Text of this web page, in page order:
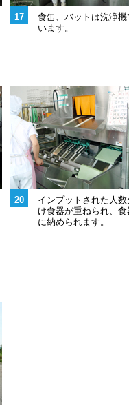
17
食缶、バットは洗浄機
います。
20
インプットされた人数
け食器が重ねられ、食
に納められます。